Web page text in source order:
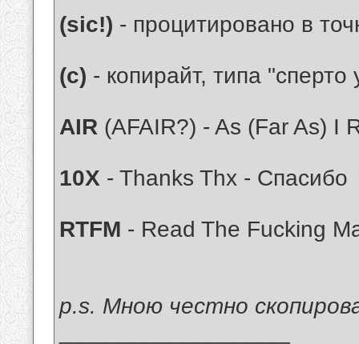
(sic!) - процитировано в
(с) - копирайт, типа "сперто
AIR (AFAIR?) - As (Far As) I
10X - Thanks Thx - Спасибо
RTFM - Read The Fucking
p.s. Мною честно